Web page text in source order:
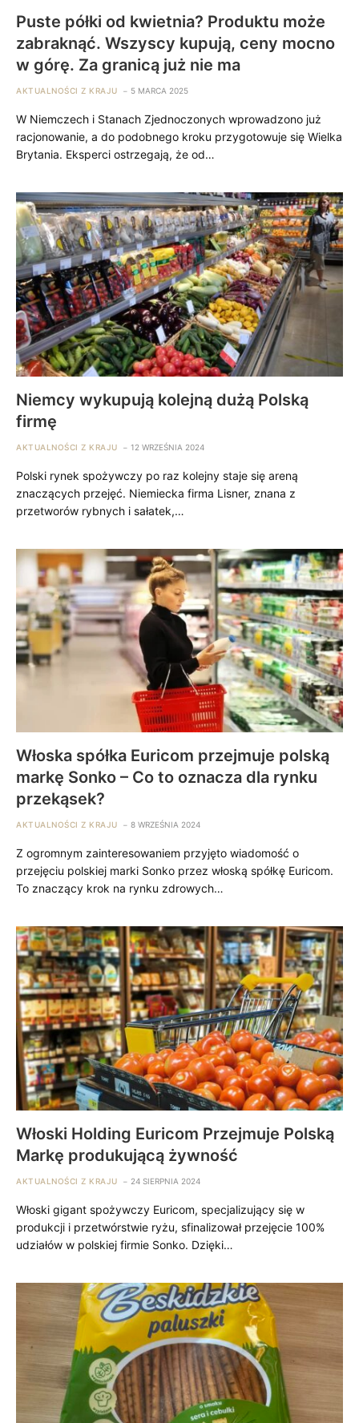
Puste półki od kwietnia? Produktu może
zabraknąć. Wszyscy kupują, ceny mocno
w górę. Za granicą już nie ma
AKTUALNOŚCI Z KRAJU 5 MARCA 2025
W Niemczech i Stanach Zjednoczonych wprowadzono już
racjonowanie, a do podobnego kroku przygotowuje się Wielka
Brytania. Eksperci ostrzegają, że od…
Niemcy wykupują kolejną dużą Polską
firmę
AKTUALNOŚCI Z KRAJU 12 WRZEŚNIA 2024
Polski rynek spożywczy po raz kolejny staje się areną
znaczących przejęć. Niemiecka firma Lisner, znana z
przetworów rybnych i sałatek,…
Włoska spółka Euricom przejmuje polską
markę Sonko – Co to oznacza dla rynku
przekąsek?
AKTUALNOŚCI Z KRAJU 8 WRZEŚNIA 2024
Z ogromnym zainteresowaniem przyjęto wiadomość o
przejęciu polskiej marki Sonko przez włoską spółkę Euricom.
To znaczący krok na rynku zdrowych…
Włoski Holding Euricom Przejmuje Polską
Markę produkującą żywność
AKTUALNOŚCI Z KRAJU 24 SIERPNIA 2024
Włoski gigant spożywczy Euricom, specjalizujący się w
produkcji i przetwórstwie ryżu, sfinalizował przejęcie 100%
udziałów w polskiej firmie Sonko. Dzięki…